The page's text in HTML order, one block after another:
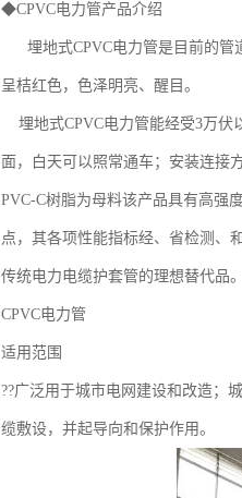
◆CPVC电力管产品介绍
埋地式CPVC电力管是目前的管
呈桔红色，色泽明亮、醒目。
埋地式CPVC电力管能经受3万伏
面，白天可以照常通车；安装连接
PVC-C树脂为母料该产品具有高强
点，其各项性能指标经、省检测、
传统电力电缆护套管的理想替代品。
CPVC电力管
适用范围
??广泛用于城市电网建设和改造；
缆敷设，并起导向和保护作用。